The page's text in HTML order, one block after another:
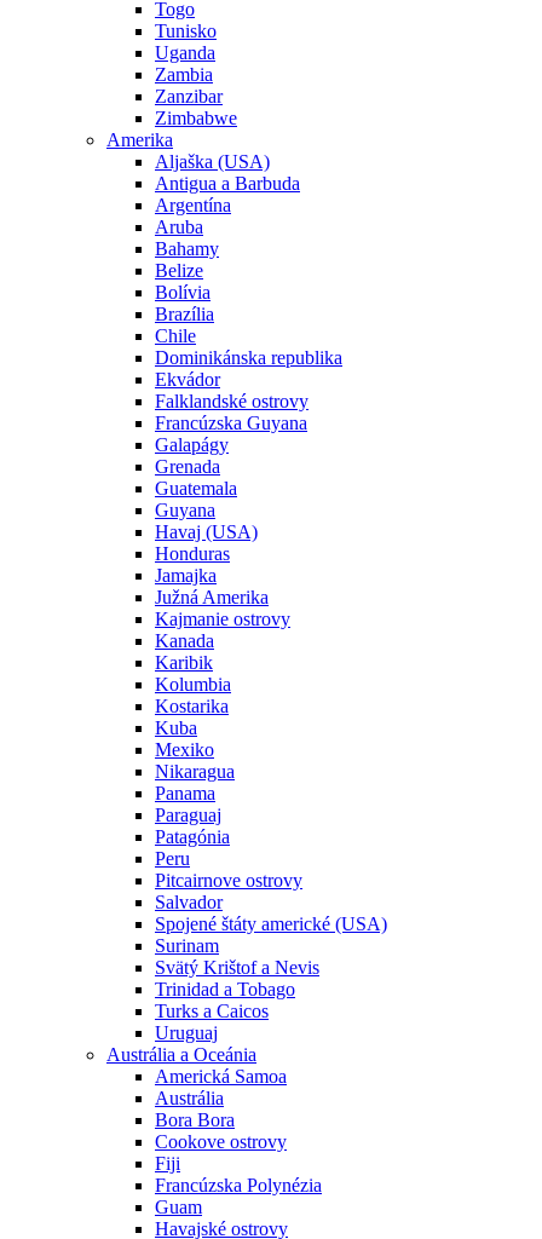
Togo
Tunisko
Uganda
Zambia
Zanzibar
Zimbabwe
Amerika
Aljaška (USA)
Antigua a Barbuda
Argentína
Aruba
Bahamy
Belize
Bolívia
Brazília
Chile
Dominikánska republika
Ekvádor
Falklandské ostrovy
Francúzska Guyana
Galapágy
Grenada
Guatemala
Guyana
Havaj (USA)
Honduras
Jamajka
Južná Amerika
Kajmanie ostrovy
Kanada
Karibik
Kolumbia
Kostarika
Kuba
Mexiko
Nikaragua
Panama
Paraguaj
Patagónia
Peru
Pitcairnove ostrovy
Salvador
Spojené štáty americké (USA)
Surinam
Svätý Krištof a Nevis
Trinidad a Tobago
Turks a Caicos
Uruguaj
Austrália a Oceánia
Americká Samoa
Austrália
Bora Bora
Cookove ostrovy
Fiji
Francúzska Polynézia
Guam
Havajské ostrovy